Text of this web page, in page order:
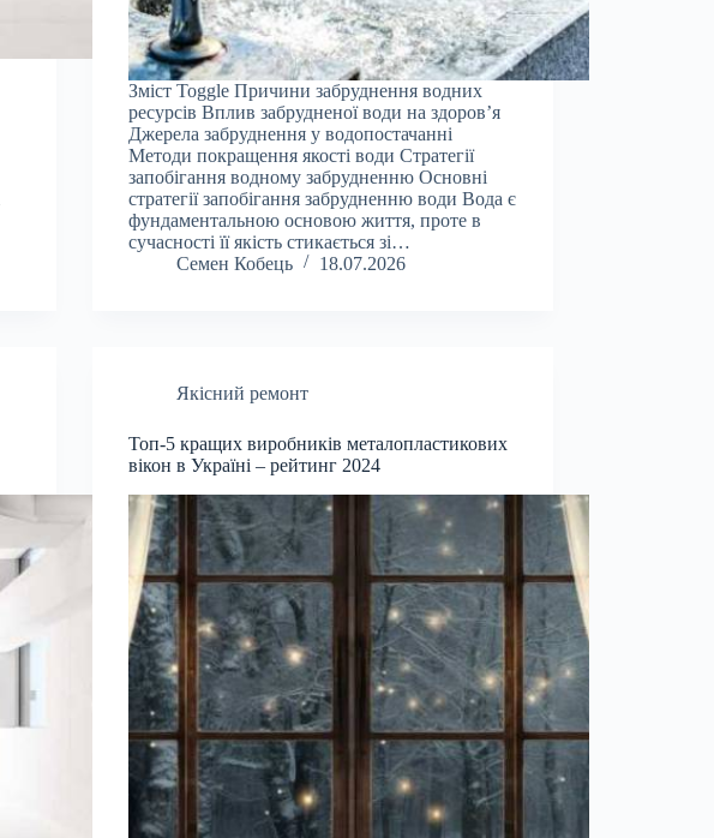
Зміст Toggle Причини забруднення водних
ресурсів Вплив забрудненої води на здоров’я
Джерела забруднення у водопостачанні
Методи покращення якості води Стратегії
запобігання водному забрудненню Основні
стратегії запобігання забрудненню води Вода є
фундаментальною основою життя, проте в
сучасності її якість стикається зі…
Семен Кобець
18.07.2026
Якісний ремонт
Топ-5 кращих виробників металопластикових
вікон в Україні – рейтинг 2024